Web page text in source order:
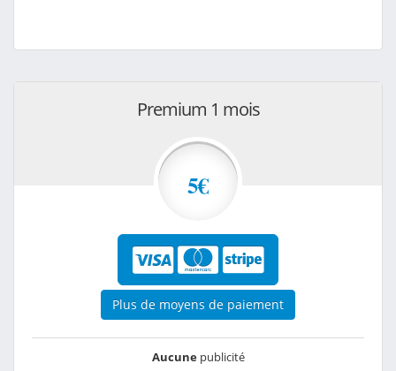
Premium 1 mois
5€
Plus de moyens de paiement
Aucunepublicité